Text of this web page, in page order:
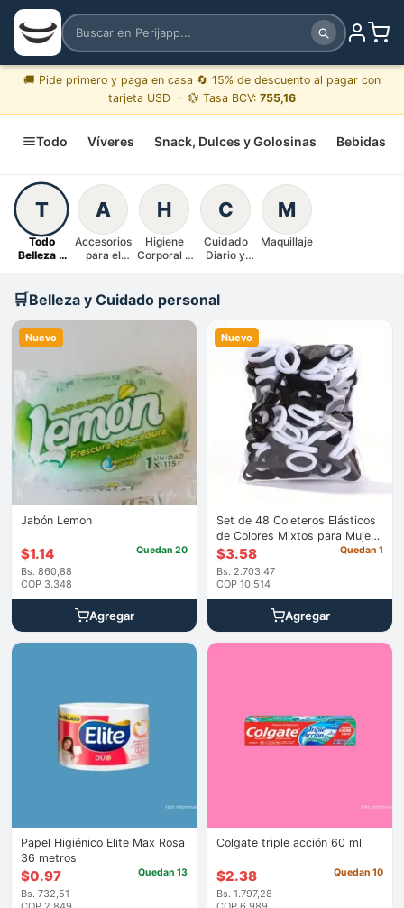
🚚 Pide primero y paga en casa 🔄 15% de descuento al pagar con
tarjeta USD · 💱 Tasa BCV: 755,16
Todo Víveres Snack, Dulces y Golosinas Bebidas
T
Todo
Belleza y
A
Accesorios
para el
H
Higiene
Corporal y
C
Cuidado
Diario y
M
Maquillaje
🛒Belleza y Cuidado personal
Nuevo
Jabón Lemon
$1.14
Bs. 860,88
COP 3.348
Quedan 20
Agregar
Nuevo
Set de 48 Coleteros Elásticos
de Colores Mixtos para Mujer
– Ligas Suaves para Cabello y
Coletas
$3.58
Bs. 2.703,47
COP 10.514
Quedan 1
Agregar
Papel Higiénico Elite Max Rosa
36 metros
$0.97
Bs. 732,51
Quedan 13
Colgate triple acción 60 ml
$2.38
Bs. 1.797,28
Quedan 10